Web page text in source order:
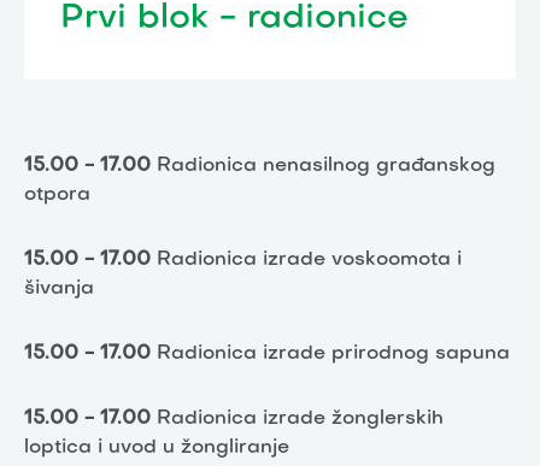
Prvi blok - radionice
15.00 - 17.00 Radionica nenasilnog građanskog
otpora
15.00 - 17.00 Radionica izrade voskoomota i
šivanja
15.00 - 17.00 Radionica izrade prirodnog sapuna
15.00 - 17.00 Radionica izrade žonglerskih
loptica i uvod u žongliranje